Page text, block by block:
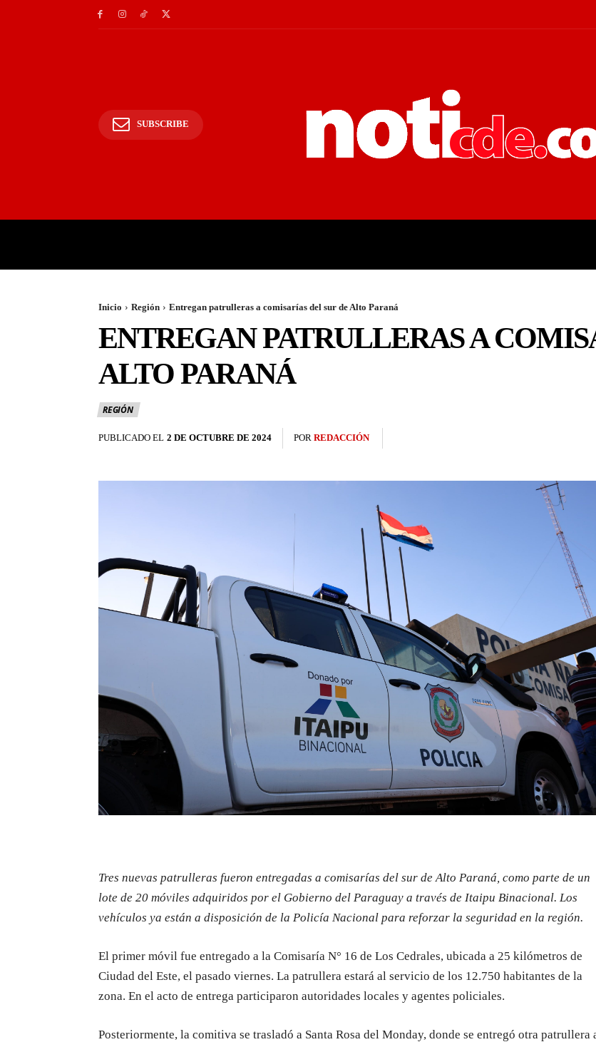
SUBSCRIBE
Inicio Región Entregan patrulleras a comisarías del sur de Alto Paraná
ENTREGAN PATRULLERAS A
ALTO PARANÁ
REGIÓN
PUBLICADO EL 2 DE OCTUBRE DE 2024 POR REDACCIÓN
Tres nuevas patrulleras fueron entregadas a comisarías del sur de Alto Paraná, como parte de un
lote de 20 móviles adquiridos por el Gobierno del Paraguay a través de Itaipu Binacional. Los
vehículos ya están a disposición de la Policía Nacional para reforzar la seguridad en la región.
El primer móvil fue entregado a la Comisaría N° 16 de Los Cedrales, ubicada a 25 kilómetros de
Ciudad del Este, el pasado viernes. La patrullera estará al servicio de los 12.750 habitantes de la
zona. En el acto de entrega participaron autoridades locales y agentes policiales.
Posteriormente, la comitiva se trasladó a Santa Rosa del Monday, donde se entregó otra patrullera